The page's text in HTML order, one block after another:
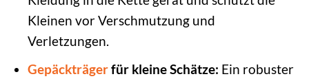
Kleinen vor Verschmutzung und
Verletzungen.
Gepäckträgerfür kleine Schätze: Ein robuster